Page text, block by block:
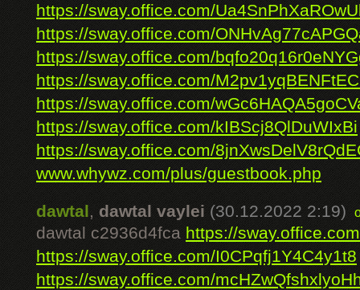
https://sway.office.com/
https://sway.office.com/
https://sway.office.com/
https://sway.office.com/
https://sway.office.com/
https://sway.office.com/kIBScj8QlDuWIxBi
https://sway.office.com/
www.whywz.com/plus/guestbook.php
dawtal, dawtal vaylei (30.12.2022 2:19)
dawtal c2936d4fca https://
https://sway.office.com/I0CPqfj1Y4C4y1t8
https://sway.office.com/